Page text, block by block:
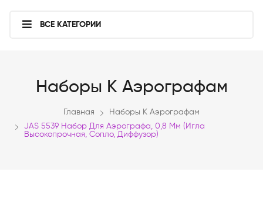
ВСЕ КАТЕГОРИИ
Наборы К Аэрографам
Главная
Наборы К Аэрографам
JAS 5539 Набор Для Аэрографа, 0,8 Мм (игла
Высокопрочная, Сопло, Диффузор)